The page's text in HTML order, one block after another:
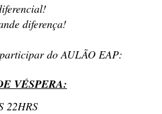
diferença!
do AULÃO EAP:
VÉSPERA:
22HRS